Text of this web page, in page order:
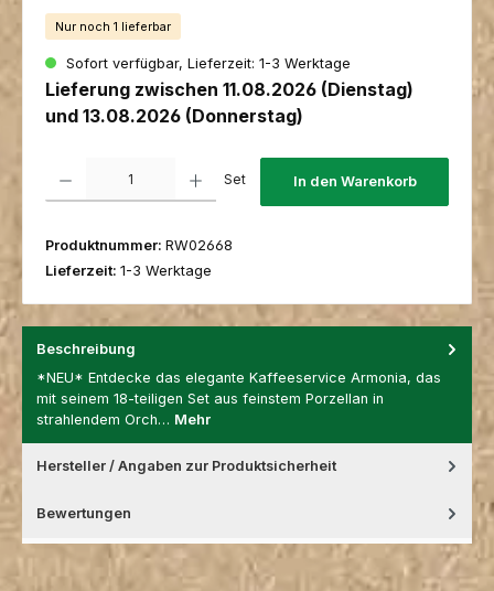
Nur noch 1 lieferbar
Sofort verfügbar, Lieferzeit: 1-3 Werktage
Lieferung zwischen 11.08.2026 (Dienstag)
und 13.08.2026 (Donnerstag)
Set In den Warenkorb
Produktnummer: RW02668
Lieferzeit: 1-3 Werktage
Beschreibung
*NEU* Entdecke das elegante Kaffeeservice Armonia, das
mit seinem 18-teiligen Set aus feinstem Porzellan in
strahlendem Orch… Mehr
Hersteller / Angaben zur Produktsicherheit
Bewertungen